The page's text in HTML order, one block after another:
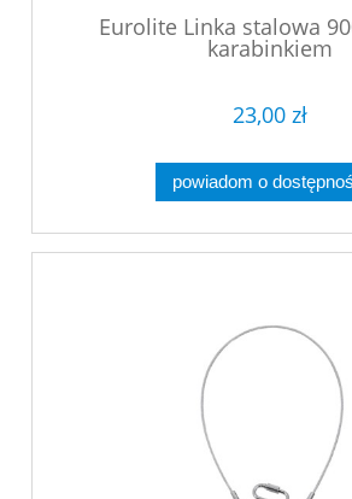
Eurolite Linka stalowa
karabinkiem
23,00 zł
powiadom o